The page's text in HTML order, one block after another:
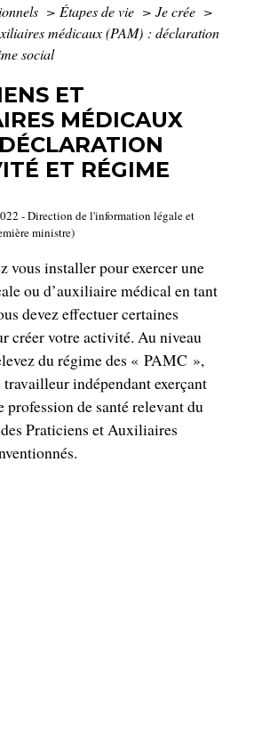
> Étapes de vie > Je crée >
médicaux (PAM) : déclaration
social
ET
MÉDICAUX
ET RÉGIME
- Direction de l'information légale et
ministre)
vous installer pour exercer une
ou d’auxiliaire médical en tant
devez effectuer certaines
créer votre activité. Au niveau
du régime des « PAMC »,
indépendant exerçant
profession de santé relevant du
Praticiens et Auxiliaires